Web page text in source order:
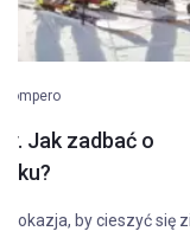
30/12/2024
Nowy Rok, nowe
idealny czas na
Początek nowego